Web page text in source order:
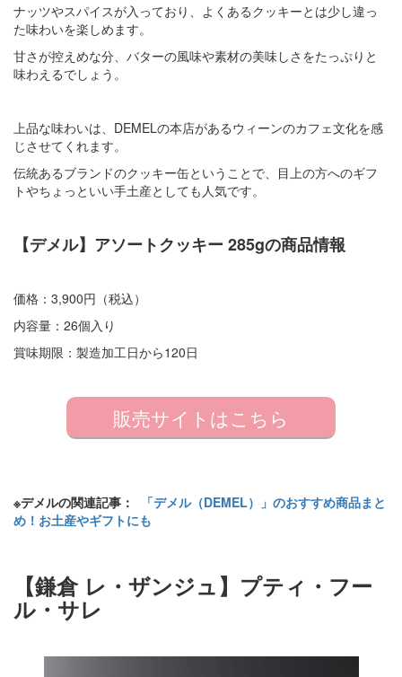
ナッツやスパイスが入っており、よくあるクッキーとは少し違っ
た味わいを楽しめます。
甘さが控えめな分、バターの風味や素材の美味しさをたっぷりと
味わえるでしょう。
上品な味わいは、DEMELの本店があるウィーンのカフェ文化を感
じさせてくれます。
伝統あるブランドのクッキー缶ということで、目上の方へのギフ
トやちょっといい手土産としても人気です。
【デメル】アソートクッキー 285gの商品情報
価格：3,900円（税込）
内容量：26個入り
賞味期限：製造加工日から120日
販売サイトはこちら
※デメルの関連記事：
「デメル（DEMEL）」のおすすめ商品まと
め！お土産やギフトにも
【鎌倉 レ・ザンジュ】プティ・フー
ル・サレ